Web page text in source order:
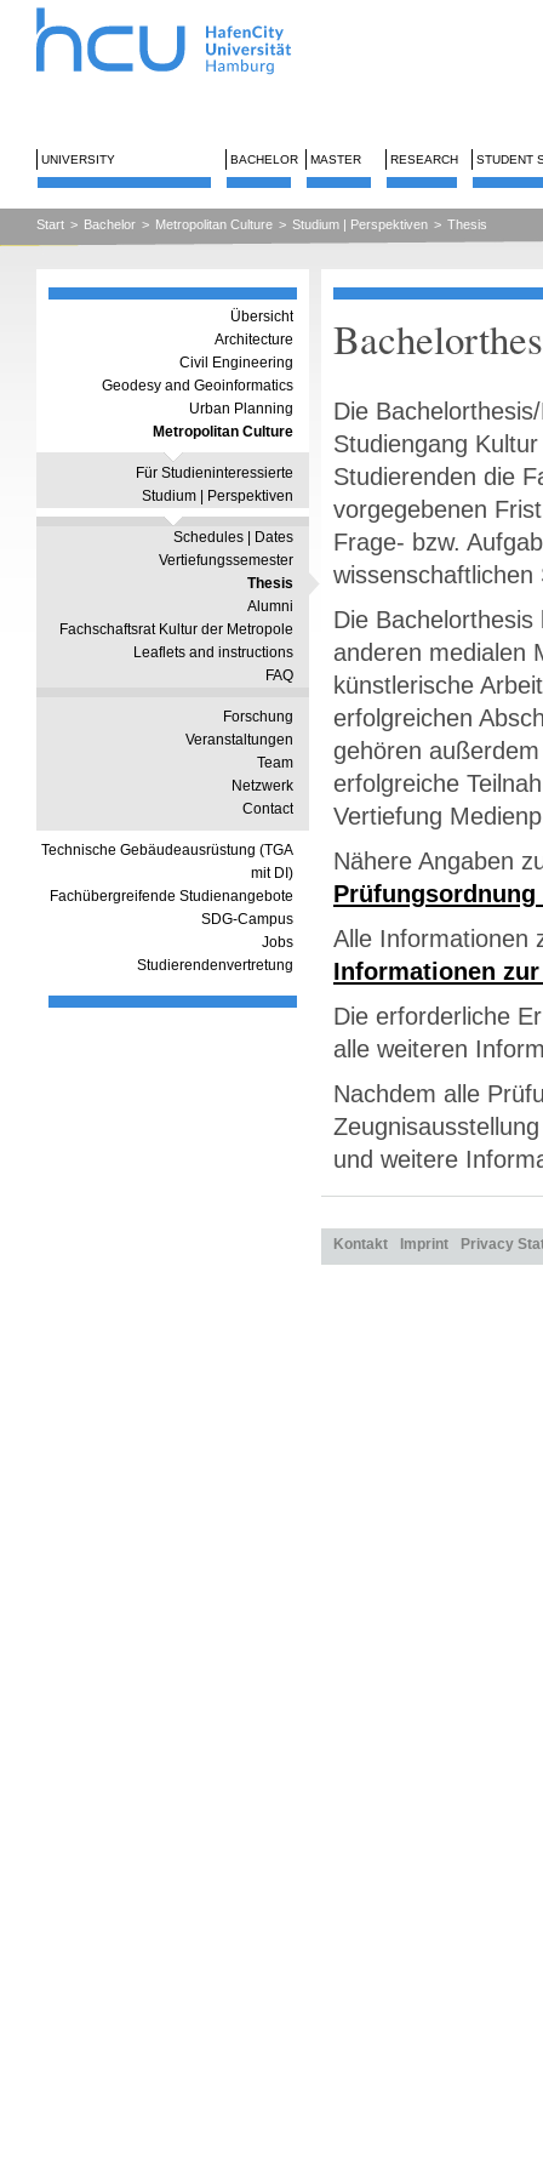
UNIVERSITY BACHELOR MASTER RESEARCH STUDENT
Start > Bachelor > Metropolitan Culture > Studium | Perspektiven > Thesis
Übersicht
Architecture
Civil Engineering
Geodesy and Geoinformatics
Urban Planning
Metropolitan Culture
Für Studieninteressierte
Studium | Perspektiven
Schedules | Dates
Vertiefungssemester
Thesis
Alumni
Fachschaftsrat Kultur der Metropole
Leaflets and instructions
FAQ
Forschung
Veranstaltungen
Team
Netzwerk
Contact
Technische Gebäudeausrüstung (TGA
mit DI)
Fachübergreifende Studienangebote
SDG-Campus
Jobs
Studierendenvertretung
Die
Studiengang
Studierenden die
vorgegebenen
Frage- bzw.
Die
anderen medialen
künstlerische
erfolgreichen
gehören
erfolgreiche
Vertiefung
Nähere Angaben
Alle Informationen
Informationen
Die erforderliche
alle weiteren
Nachdem alle
und weitere
Kontakt Imprint Privacy